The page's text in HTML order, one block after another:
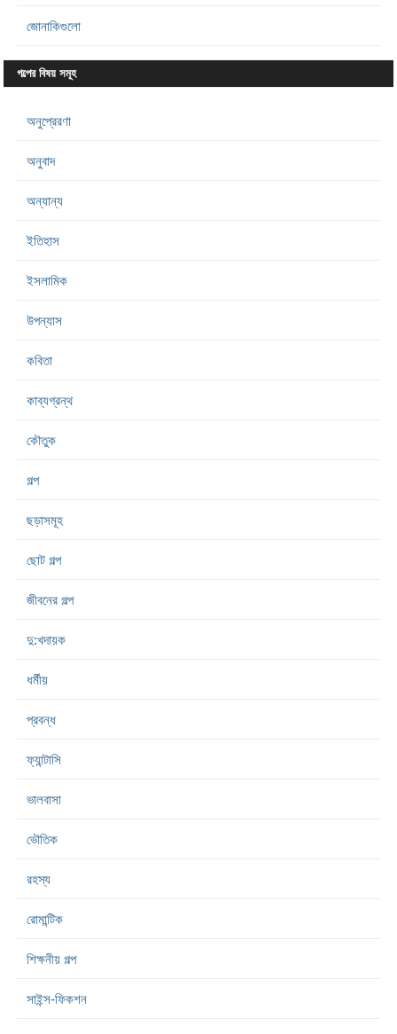
জোনাকিগুলো
গল্পের বিষয় সমূহ
অনুপ্রেরণা
অনুবাদ
অন্যান্য
ইতিহাস
ইসলামিক
উপন্যাস
কবিতা
কাব্যগ্রন্থ
কৌতুক
গল্প
ছড়াসমূহ
ছোট গল্প
জীবনের গল্প
দু:খদায়ক
ধর্মীয়
প্রবন্ধ
ফ্যান্টাসি
ভালবাসা
ভৌতিক
রহস্য
রোমান্টিক
শিক্ষনীয় গল্প
সাইন্স-ফিকশন